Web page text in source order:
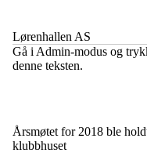
Lørenhallen AS
​Gå i Admin-modus og
denne teksten.
Årsmøtet for 2018 ble
klubbhuset